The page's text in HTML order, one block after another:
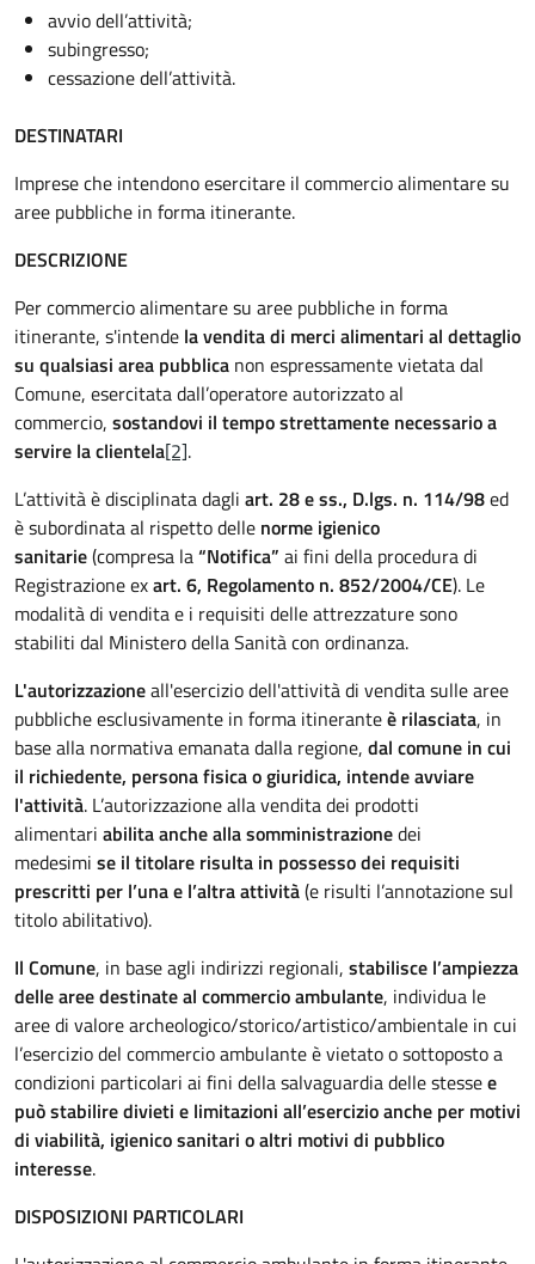
avvio dell’attività;
subingresso;
cessazione dell’attività.
DESTINATARI
Imprese che intendono esercitare il commercio alimentare su
aree pubbliche in forma itinerante.
DESCRIZIONE
Per commercio alimentare su aree pubbliche in forma
itinerante, s'intende la vendita di merci alimentari al dettaglio
su qualsiasi area pubblica non espressamente vietata dal
Comune, esercitata dall’operatore autorizzato al
commercio, sostandovi il tempo strettamente necessario a
servire la clientela[2].
L’attività è disciplinata dagli art. 28 e ss., D.lgs. n. 114/98ed
è subordinata al rispetto delle norme igienico
sanitarie(compresa la“Notifica” ai fini della procedura di
Registrazione exart. 6, Regolamento n. 852/2004/CE). Le
modalità di vendita e i requisiti delle attrezzature sono
stabiliti dal Ministero della Sanità con ordinanza.
L'autorizzazioneall'esercizio dell'attività di vendita sulle aree
pubbliche esclusivamente in forma itineranteè rilasciata, in
base alla normativa emanata dalla regione, dal comune in cui
il richiedente, persona fisica o giuridica, intende avviare
l'attività. L’autorizzazione alla vendita dei prodotti
alimentari abilita anche alla somministrazionedei
medesimi se il titolare risulta in possesso dei requisiti
prescritti per l’una e l’altra attività(e risulti l’annotazione sul
titolo abilitativo).
Il Comune, in base agli indirizzi regionali, stabilisce l’ampiezza
delle aree destinate al commercioambulante, individua le
aree di valore archeologico/storico/artistico/ambientale in cui
l’esercizio del commercio ambulante è vietato o sottoposto a
condizioni particolari ai fini della salvaguardia delle stessee
può stabilire divieti e limitazioni all’esercizio anche per motivi
di viabilità, igienico sanitari o altri motivi di pubblico
interesse.
DISPOSIZIONI PARTICOLARI